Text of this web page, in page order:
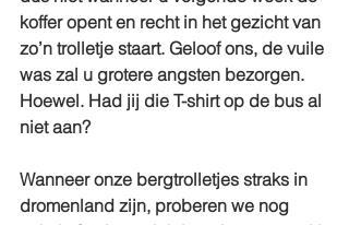
koffer opent en recht in het gezicht van
zo’n trolletje staart. Geloof ons, de vuile
was zal u grotere angsten bezorgen.
Hoewel. Had jij die T-shirt op de bus al
niet aan?
Wanneer onze bergtrolletjes straks in
dromenland zijn, proberen we nog